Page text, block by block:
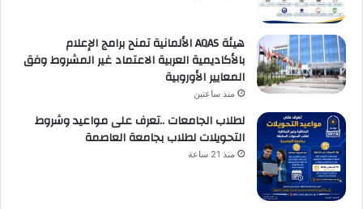
هيئة AQAS الألمانية تمنح برامج الإعلام
بالأكاديمية العربية الاعتماد غير المشروط وفق
المعايير الأوروبية
منذ ساعتين
لطلاب الجامعات ..تعرف على مواعيد وشروط
التحويلات لطلاب بجامعة العاصمة
منذ 21 ساعة